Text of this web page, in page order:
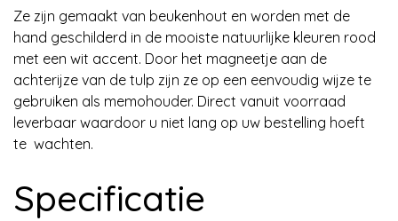
Ze zijn gemaakt van beukenhout en worden met de
hand geschilderd in de mooiste natuurlijke kleuren rood
met een wit accent. Door het magneetje aan de
achterijze van de tulp zijn ze op een eenvoudig wijze te
gebruiken als memohouder. Direct vanuit voorraad
leverbaar waardoor u niet lang op uw bestelling hoeft
te wachten.
Specificatie